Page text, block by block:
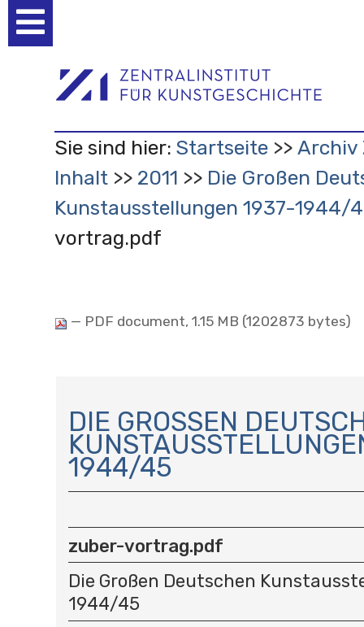
Werkzeuge
Sie sind hier: Startseite
Archiv
Inhalt
2011
Die Großen
Kunstausstellungen 1937-1944/
vortrag.pdf
— PDF document, 1.15 MB (1202873 bytes)
A
V
I
G
A
I
O
N
DIE GROSSEN
944/45
zuber-vortrag.pdf
Die Großen Deutschen
1944/45